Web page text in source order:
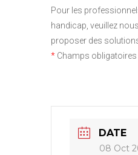
Pour les
handicap, veuillez
proposer des
* Champs obligatoires
DATE
08 Oct